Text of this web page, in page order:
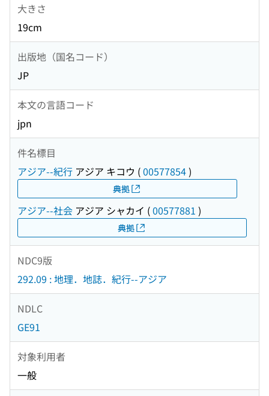
大きさ
19cm
出版地（国名コード）
JP
本文の言語コード
jpn
件名標目
アジア--紀行 アジア キコウ (00577854)
典拠
アジア--社会 アジア シャカイ (00577881 )
典拠
NDC9版
292.09 : 地理．地誌．紀行--アジア
NDLC
GE91
対象利用者
一般